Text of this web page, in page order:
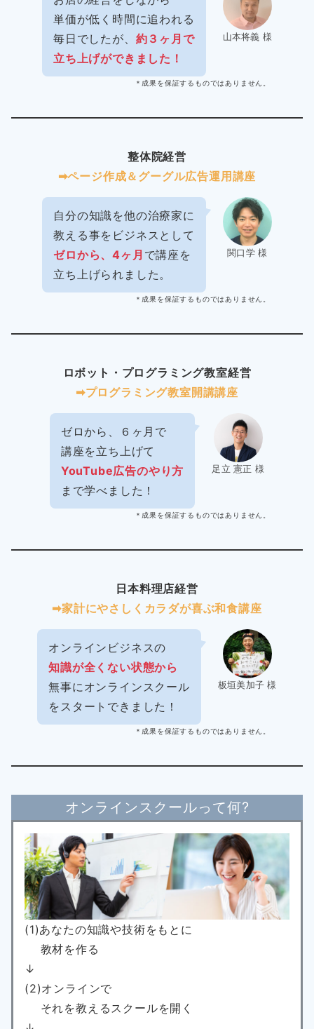
山本将義 様
単価が低く時間に追われる
毎日でしたが、 約３ヶ月で
立ち上げができました！
＊成果を保証するものではありません。
整体院経営
➡︎ページ作成＆グーグル広告運用講座
関口学 様
自分の知識を他の治療家に
教える事をビジネスとして
ゼロから、4ヶ月 で講座を
立ち上げられました。
＊成果を保証するものではありません。
ロボット・プログラミング教室経営
➡︎プログラミング教室開講講座
足立 憲正 様
ゼロから、６ヶ月で
講座を立ち上げて
YouTube広告のやり方
まで学べました！
＊成果を保証するものではありません。
日本料理店経営
➡︎家計にやさしくカラダが喜ぶ和食講座
板垣美加子 様
オンラインビジネスの
知識が全くない状態から
無事にオンラインスクール
をスタートできました！
＊成果を保証するものではありません。
オンラインスクールって何?
(1)あなたの知識や技術をもとに
教材を作る
↓
(2)オンラインで
それを教えるスクールを開く